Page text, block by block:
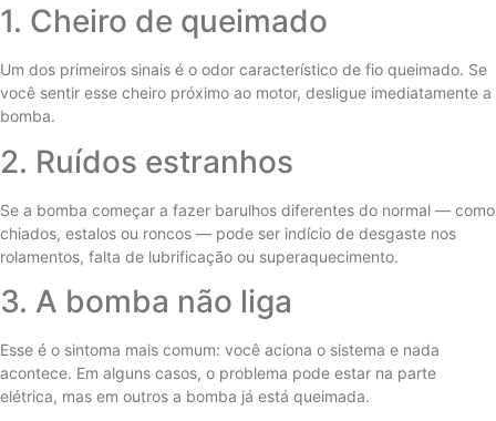
1. Cheiro de queimado
Um dos primeiros sinais é o odor característico de fio queimado. Se
você sentir esse cheiro próximo ao motor, desligue imediatamente a
bomba.
2. Ruídos estranhos
Se a bomba começar a fazer barulhos diferentes do normal — como
chiados, estalos ou roncos — pode ser indício de desgaste nos
rolamentos, falta de lubrificação ou superaquecimento.
3. A bomba não liga
Esse é o sintoma mais comum: você aciona o sistema e nada
acontece. Em alguns casos, o problema pode estar na parte
elétrica, mas em outros a bomba já está queimada.